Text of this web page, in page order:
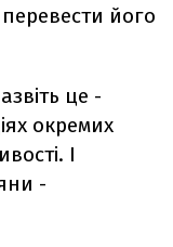
його
це -
окремих
І
-